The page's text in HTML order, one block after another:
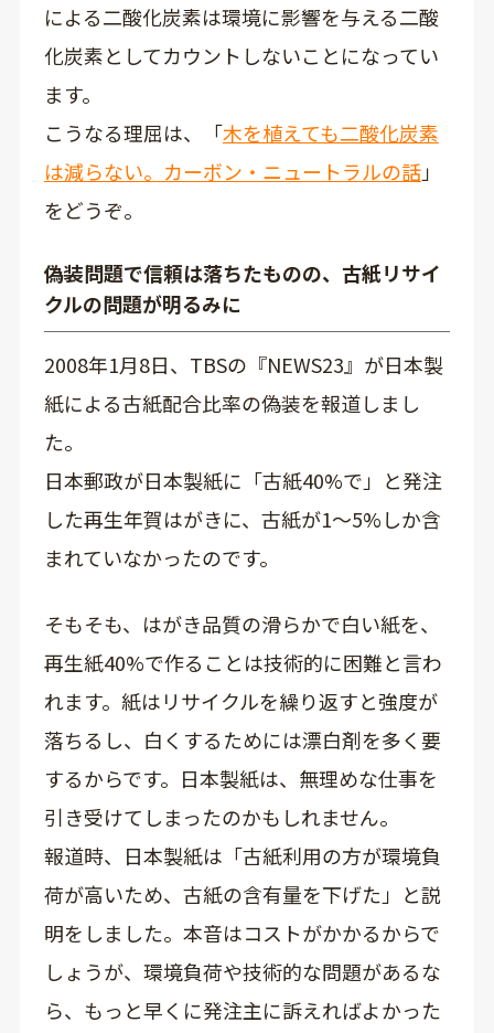
による二酸化炭素は環境に影響を与える二酸
化炭素としてカウントしないことになってい
ます。
こうなる理屈は、「木を植えても二酸化炭素
は減らない。カーボン・ニュートラルの話」
をどうぞ。
偽装問題で信頼は落ちたものの、古紙リサイ
クルの問題が明るみに
2008年1月8日、TBSの『NEWS23』が日本製
紙による古紙配合比率の偽装を報道しまし
た。
日本郵政が日本製紙に「古紙40%で」と発注
した再生年賀はがきに、古紙が1～5%しか含
まれていなかったのです。
そもそも、はがき品質の滑らかで白い紙を、
再生紙40%で作ることは技術的に困難と言わ
れます。紙はリサイクルを繰り返すと強度が
落ちるし、白くするためには漂白剤を多く要
するからです。日本製紙は、無理めな仕事を
引き受けてしまったのかもしれません。
報道時、日本製紙は「古紙利用の方が環境負
荷が高いため、古紙の含有量を下げた」と説
明をしました。本音はコストがかかるからで
しょうが、環境負荷や技術的な問題があるな
ら、もっと早くに発注主に訴えればよかった